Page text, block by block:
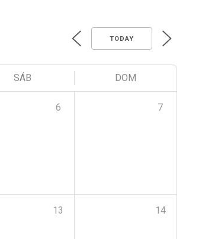
TODAY
SÁB DOM
6 7
13 14